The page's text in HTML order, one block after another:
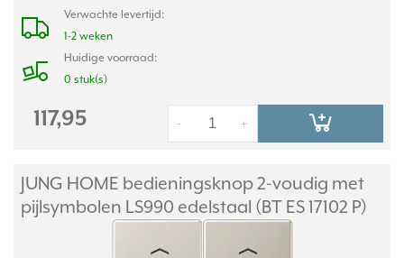
Verwachte levertijd:
1-2 weken
Huidige voorraad:
0 stuk(s)
117,95 +
-
JUNG HOME bedieningsknop 2-voudig met
pijlsymbolen LS990 edelstaal (BT ES 17102 P)